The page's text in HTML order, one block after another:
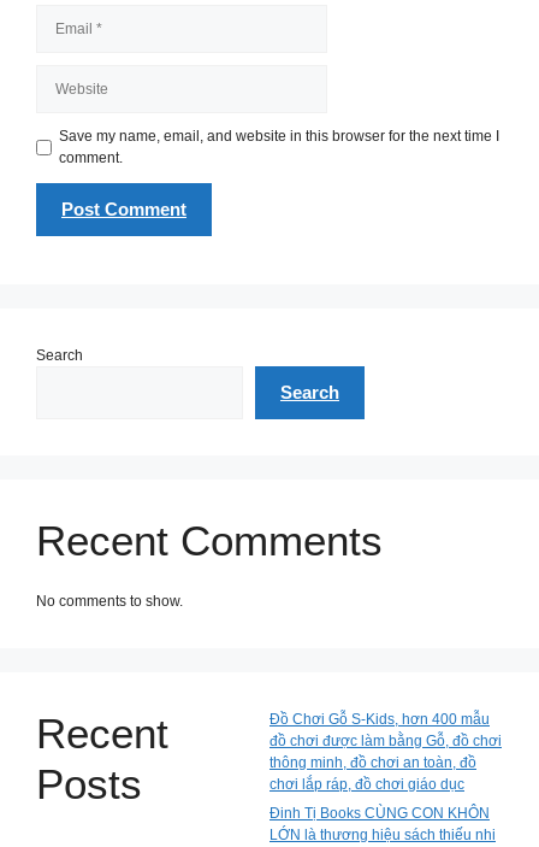
Save my name, email, and website in this browser for the next time I
comment.
Search
Search
Recent Comments
No comments to show.
Recent
Posts
Đồ Chơi Gỗ S-Kids, hơn 400 mẫu
đồ chơi được làm bằng Gỗ, đồ chơi
thông minh, đồ chơi an toàn, đồ
chơi lắp ráp, đồ chơi giáo dục
Đinh Tị Books CÙNG CON KHÔN
LỚN là thương hiệu sách thiếu nhi